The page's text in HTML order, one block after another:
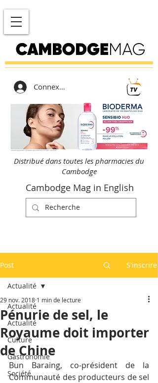
Connexion
Distribué dans toutes les pharmacies du
Cambodge
Cambodge Mag in English
Post S'inscrire
Actualité
Actualité
Culture
Gastronomie
Société
Actualité
Pénurie de sel, le
Royaume doit importer
de Chine
29 nov. 2018 1 min de lecture
Bun Baraing, co-président de la
Communauté des producteurs de sel